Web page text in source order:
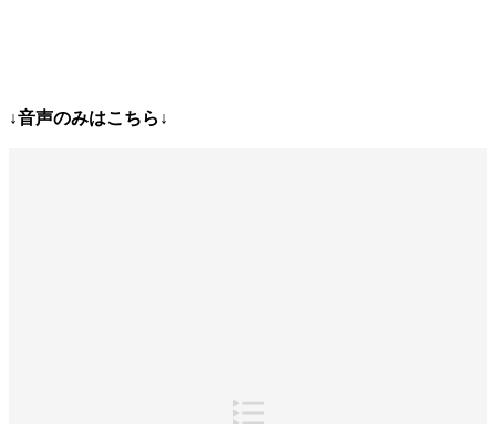
↓音声のみはこちら↓